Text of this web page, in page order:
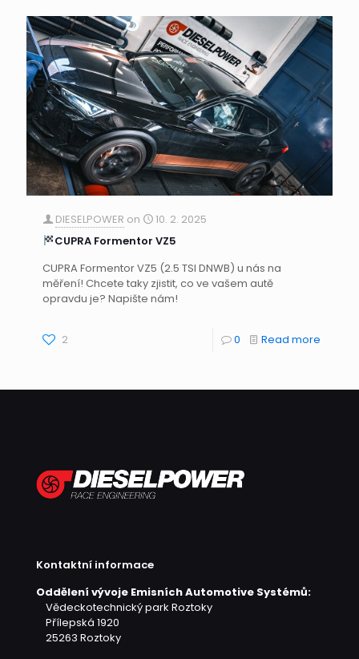
DIESELPOWER on
10. 2. 2025
CUPRA Formentor VZ5
CUPRA Formentor VZ5 (2.5 TSI DNWB) u nás na
měření! Chcete taky zjistit, co ve vašem autě
opravdu je? Napište nám!
2 0 Read more
Kontaktní informace
Oddělení vývoje Emisních Automotive Systémů:
Vědeckotechnický park Roztoky
Přílepská 1920
25263 Roztoky